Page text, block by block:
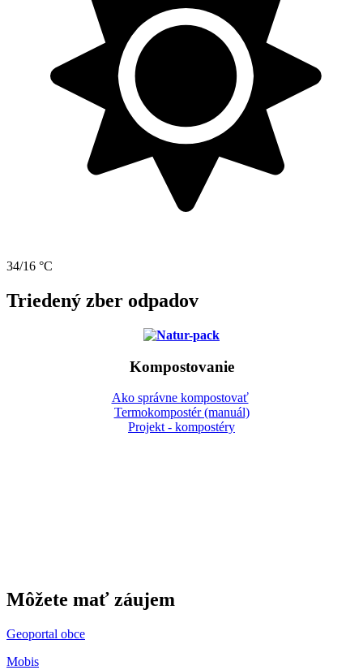
34/16 °C
Triedený zber odpadov
Kompostovanie
Ako správne kompostovať
Termokompostér (manuál)
Projekt - kompostéry
Môžete mať záujem
Geoportal obce
Mobis